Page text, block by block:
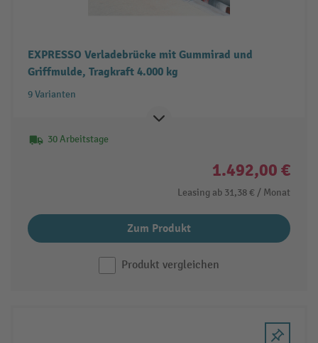
EXPRESSO Verladebrücke mit Gummirad und
Griffmulde, Tragkraft 4.000 kg
9 Varianten
30 Arbeitstage
1.492,00 €
Leasing ab 31,38 € / Monat
Zum Produkt
Produkt vergleichen